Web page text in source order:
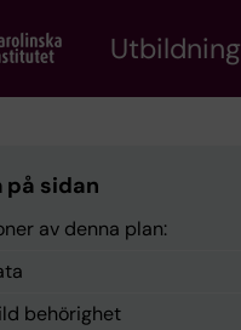
Utbildning
på sidan
av denna plan:
behörighet